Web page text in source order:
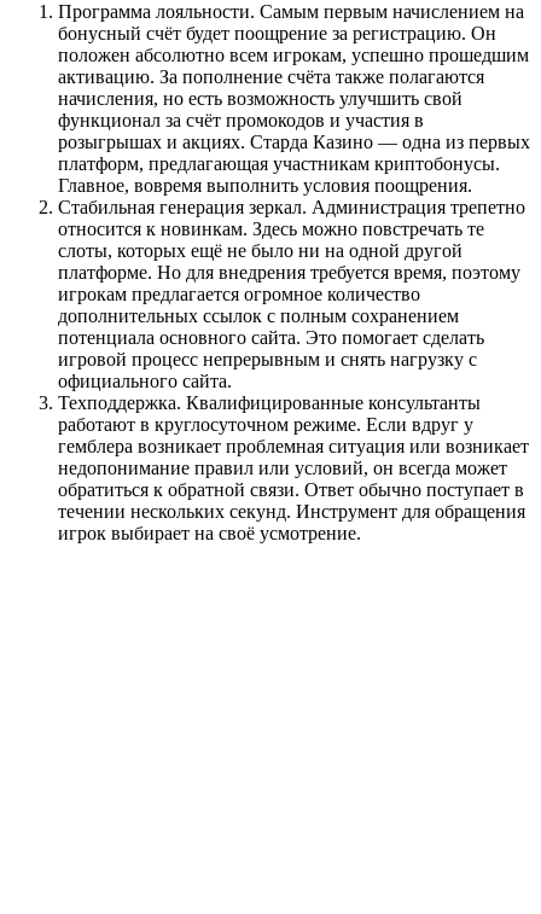
Программа лояльности. Самым первым начислением на
бонусный счёт будет поощрение за регистрацию. Он
положен абсолютно всем игрокам, успешно прошедшим
активацию. За пополнение счёта также полагаются
начисления, но есть возможность улучшить свой
функционал за счёт промокодов и участия в
розыгрышах и акциях. Старда Казино — одна из первых
платформ, предлагающая участникам криптобонусы.
Главное, вовремя выполнить условия поощрения.
Стабильная генерация зеркал. Администрация трепетно
относится к новинкам. Здесь можно повстречать те
слоты, которых ещё не было ни на одной другой
платформе. Но для внедрения требуется время, поэтому
игрокам предлагается огромное количество
дополнительных ссылок с полным сохранением
потенциала основного сайта. Это помогает сделать
игровой процесс непрерывным и снять нагрузку с
официального сайта.
Техподдержка. Квалифицированные консультанты
работают в круглосуточном режиме. Если вдруг у
гемблера возникает проблемная ситуация или возникает
недопонимание правил или условий, он всегда может
обратиться к обратной связи. Ответ обычно поступает в
течении нескольких секунд. Инструмент для обращения
игрок выбирает на своё усмотрение.